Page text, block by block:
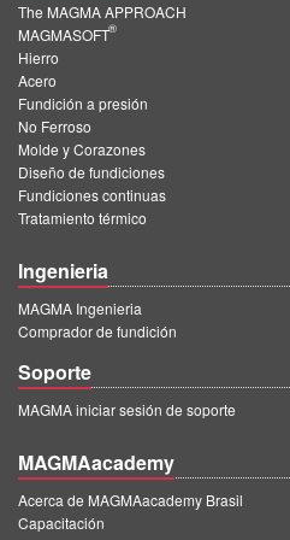
The MAGMA APPROACH
MAGMASOFT
®
Hierro
Acero
Fundición a presión
No Ferroso
Molde y Corazones
Diseño de fundiciones
Fundiciones continuas
Tratamiento térmico
Ingenieria
MAGMA Ingenieria
Comprador de fundición
Soporte
MAGMA iniciar sesión de soporte
MAGMAacademy
Acerca de MAGMAacademy Brasil
Capacitación